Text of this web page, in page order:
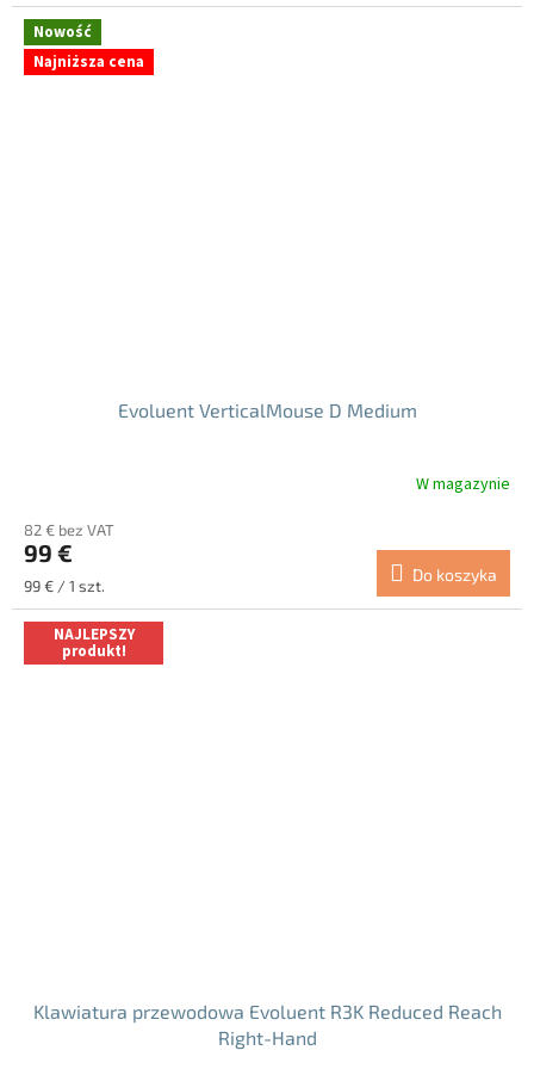
5
gwiazdek.
Nowość
Najniższa cena
Evoluent VerticalMouse D Medium
produktu
wynosi
4.7
na
5
gwiazdek.
W magazynie
82 € bez VAT
99 €
Cena
jednostkowa:
99 € / 1 szt.
Do koszyka
NAJLEPSZY
produkt!
Klawiatura przewodowa Evoluent R3K Reduced Reach
Right-Hand